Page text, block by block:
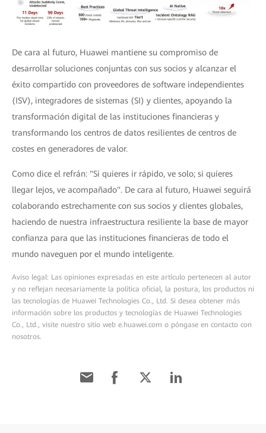
De cara al futuro, Huawei mantiene su compromiso de
desarrollar soluciones conjuntas con sus socios y alcanzar el
éxito compartido con proveedores de software independientes
(ISV), integradores de sistemas (SI) y clientes, apoyando la
transformación digital de las instituciones financieras y
transformando los centros de datos resilientes de centros de
costes en generadores de valor.
Como dice el refrán: "Si quieres ir rápido, ve solo; si quieres
llegar lejos, ve acompañado". De cara al futuro, Huawei seguirá
colaborando estrechamente con sus socios y clientes globales,
haciendo de nuestra infraestructura resiliente la base de mayor
confianza para que las instituciones financieras de todo el
mundo naveguen por el mundo inteligente.
Aviso legal: Las opiniones expresadas en este artículo pertenecen al autor
y no reflejan necesariamente la política oficial, la postura, los productos ni
las tecnologías de Huawei Technologies Co., Ltd. Si desea obtener más
información sobre los productos y tecnologías de Huawei Technologies
Co., Ltd., visite nuestro sitio web e.huawei.com o póngase en contacto con
nosotros.